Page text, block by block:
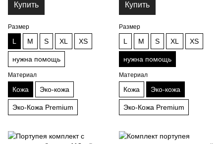
Купить
Размер
L M S XL XS
нужна помощь
Материал
Кожа Эко-кожа
Эко-Кожа Premium
Купить
Размер
L M S XL XS
нужна помощь
Материал
Кожа Эко-кожа
Эко-Кожа Premium